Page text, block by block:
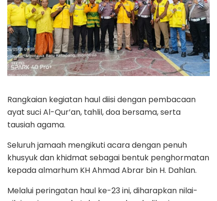
Rangkaian kegiatan haul diisi dengan pembacaan
ayat suci Al-Qur’an, tahlil, doa bersama, serta
tausiah agama.
Seluruh jamaah mengikuti acara dengan penuh
khusyuk dan khidmat sebagai bentuk penghormatan
kepada almarhum KH Ahmad Abrar bin H. Dahlan.
Melalui peringatan haul ke-23 ini, diharapkan nilai-